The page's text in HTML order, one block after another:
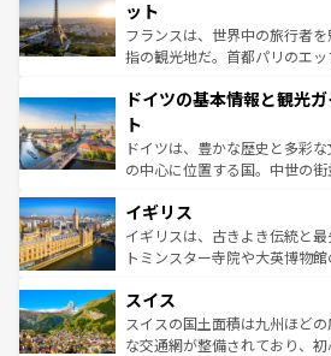
れる闘牛、そして美味しいタパ
る。首都マドリードの洗練さ
アートに溢れた街角から、地
せる。地方によって風土や気
ンテンツ一覧 を参照してほしい
ット
フランスは、世界中の旅行者
指の観光地だ。首都パリのエ
で、幅広い魅力が詰まってい
聖堂、美しいビーチ、そして豊
から魅了する。また、フラン
れ、フランス料理はユネスコ
香り高いラベンダー畑など、多
らに、パリ以外の地域にも魅
も豊かな歴史と文化が息づいて
を参照してほしい。
ドイツの基本情報と観光
ト
ドイツは、豊かな歴史と多彩
の中心に位置する国。中世の
顔を持つこの国は、どこを歩い
ルリンの文化的活気、バイエ
してライン川沿いのワイン畑
は、お酒好きな人にはぜひ体験してほし
ドイツ情報はコンテンツ一覧
イギリス
イギリスは、古きよき伝統と
トミンスター寺院や大英博物
リアごとに異なる魅力がある。
ティー、ビール好きにはたま
戦など、本場だからこそでき
スイス
スイスの国土面積は九州ほど
な交通網が整備されており、